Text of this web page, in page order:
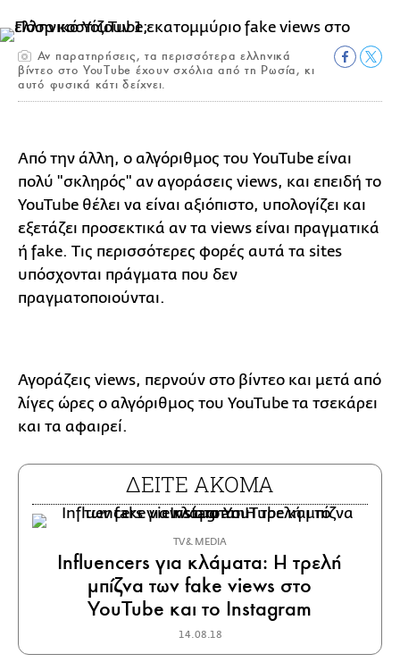
Αν παρατηρήσεις, τα περισσότερα ελληνικά
βίντεο στο YouTube έχουν σχόλια από τη Ρωσία, κι
αυτό φυσικά κάτι δείχνει.
Από την άλλη, ο αλγόριθμος του YouTube είναι
πολύ "σκληρός" αν αγοράσεις views, και επειδή το
YouTube θέλει να είναι αξιόπιστο, υπολογίζει και
εξετάζει προσεκτικά αν τα views είναι πραγματικά
ή fake. Τις περισσότερες φορές αυτά τα sites
υπόσχονται πράγματα που δεν
πραγματοποιούνται.
Αγοράζεις views, περνούν στο βίντεο και μετά από
λίγες ώρες ο αλγόριθμος του YouTube τα τσεκάρει
και τα αφαιρεί.
ΔΕΙΤΕ ΑΚΟΜΑ
TV & MEDIA
Influencers για κλάματα: Η τρελή
μπίζνα των fake views στο
YouTube και το Instagram
14.08.18